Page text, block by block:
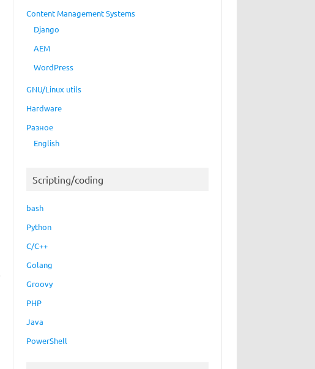
Content Management Systems
Django
AEM
WordPress
GNU/Linux utils
Hardware
Разное
English
Scripting/coding
bash
Python
C/C++
Golang
Groovy
PHP
Java
PowerShell